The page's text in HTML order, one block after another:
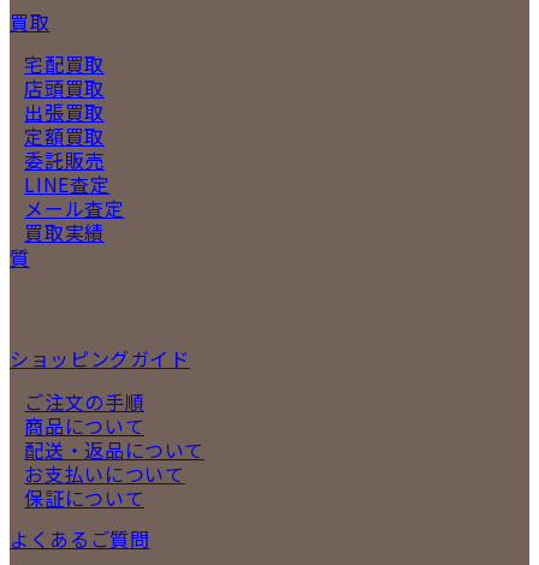
買取
宅配買取
店頭買取
出張買取
定額買取
委託販売
LINE査定
メール査定
買取実績
質
ショッピングガイド
ご注文の手順
商品について
配送・返品について
お支払いについて
保証について
よくあるご質問